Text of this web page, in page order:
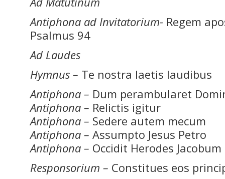
Antiphona ad Invitatorium- Regem
Psalmus 94
Ad Laudes
Hymnus – Te nostra laetis laudibus
Antiphona – Dum perambularet
Antiphona – Relictis igitur
Antiphona – Sedere autem mecum
Antiphona – Assumpto Jesus Petro
Antiphona – Occidit Herodes Jacobum
Responsorium – Constitues eos